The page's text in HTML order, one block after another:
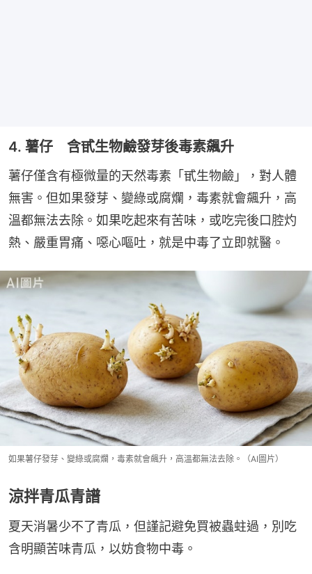
4. 薯仔 含甙生物鹼發芽後毒素飆升
薯仔僅含有極微量的天然毒素「甙生物鹼」，對人體
無害。但如果發芽、變綠或腐爛，毒素就會飆升，高
溫都無法去除。如果吃起來有苦味，或吃完後口腔灼
熱、嚴重胃痛、噁心嘔吐，就是中毒了立即就醫。
如果薯仔發芽、變綠或腐爛，毒素就會飆升，高溫都無法去除。（AI圖片）
涼拌青瓜青譜
夏天消暑少不了青瓜，但謹記避免買被蟲蛀過，別吃
含明顯苦味青瓜，以妨食物中毒。